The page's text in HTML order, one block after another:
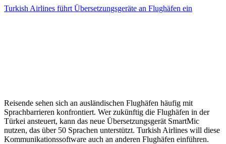
Turkish Airlines führt Übersetzungsgeräte an Flughäfen ein
Reisende sehen sich an ausländischen Flughäfen häufig mit
Sprachbarrieren konfrontiert. Wer zukünftig die Flughäfen in der
Türkei ansteuert, kann das neue Übersetzungsgerät SmartMic
nutzen, das über 50 Sprachen unterstützt. Turkish Airlines will diese
Kommunikationssoftware auch an anderen Flughäfen einführen.